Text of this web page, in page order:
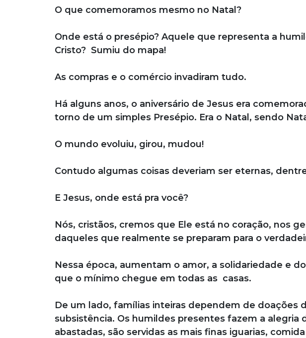
O que comemoramos mesmo no Natal?
Onde está o presépio? Aquele que representa a
Cristo? Sumiu do mapa!
As compras e o comércio invadiram tudo.
Há alguns anos, o aniversário de Jesus era
torno de um simples Presépio. Era o Natal, sendo
O mundo evoluiu, girou, mudou!
Contudo algumas coisas deveriam ser eternas,
E Jesus, onde está pra você?
Nós, cristãos, cremos que Ele está no coração, nos
daqueles que realmente se preparam para o
Nessa época, aumentam o amor, a solidariedade e
que o mínimo chegue em todas as casas.
De um lado, famílias inteiras dependem de doações
subsistência. Os humildes presentes fazem a alegria
abastadas, são servidas as mais finas iguarias,